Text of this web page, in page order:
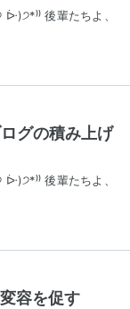
後輩たちよ、
後輩たちよ、
容を促す